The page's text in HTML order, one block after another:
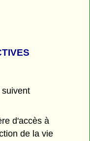
d'accès à
de la vie